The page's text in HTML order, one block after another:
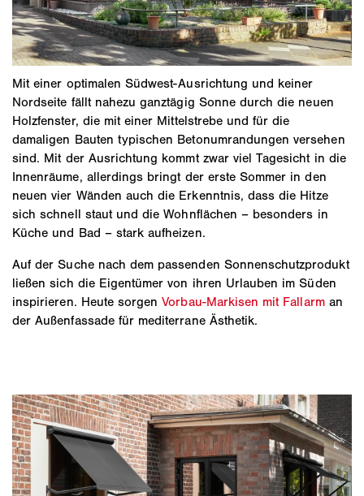
Mit einer optimalen Südwest-Ausrichtung und keiner
Nordseite fällt nahezu ganztägig Sonne durch die neuen
Holzfenster, die mit einer Mittelstrebe und für die
damaligen Bauten typischen Betonumrandungen versehen
sind. Mit der Ausrichtung kommt zwar viel Tagesicht in die
Innenräume, allerdings bringt der erste Sommer in den
neuen vier Wänden auch die Erkenntnis, dass die Hitze
sich schnell staut und die Wohnflächen – besonders in
Küche und Bad – stark aufheizen.
Auf der Suche nach dem passenden Sonnenschutzprodukt
ließen sich die Eigentümer von ihren Urlauben im Süden
inspirieren. Heute sorgenVorbau-Markisen mit Fallarman
der Außenfassade für mediterrane Ästhetik.